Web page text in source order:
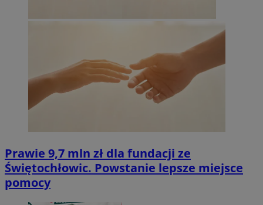
Prawie 9,7 mln zł dla fundacji ze
Świętochłowic. Powstanie lepsze miejsce
pomocy